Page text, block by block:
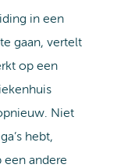
in een
gaan, vertelt
op een
Niet
hebt,
een andere